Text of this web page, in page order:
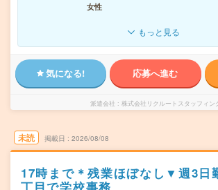
女性
もっと見る
気になる! 応募へ進む
派遣会社 株式会社リクルートスタッフィン
未読 掲載日 2026/08/08
17時まで＊残業ほぼなし▼週3日
丁目で学校事務